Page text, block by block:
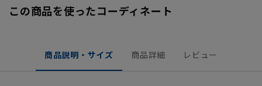
この商品を使ったコーディネート
商品説明・サイズ 商品詳細 レビュー